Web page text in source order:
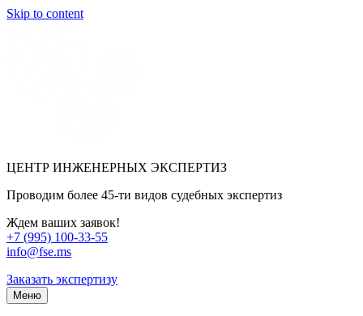
Skip to content
ЦЕНТР ИНЖЕНЕРНЫХ ЭКСПЕРТИЗ
Проводим более 45-ти видов судебных экспертиз
Ждем ваших заявок!
+7 (995) 100-33-55
info@fse.ms
Заказать экспертизу
Меню